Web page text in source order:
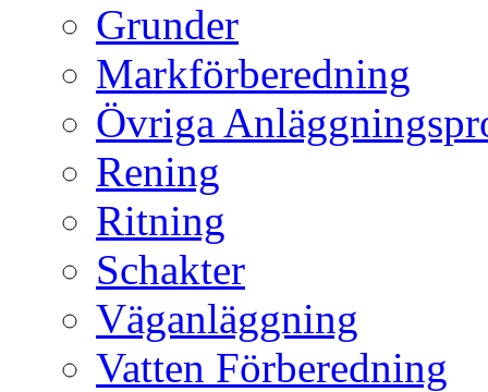
Grunder
Markförberedning
Övriga
Rening
Ritning
Schakter
Väganläggning
Vatten Förberedning